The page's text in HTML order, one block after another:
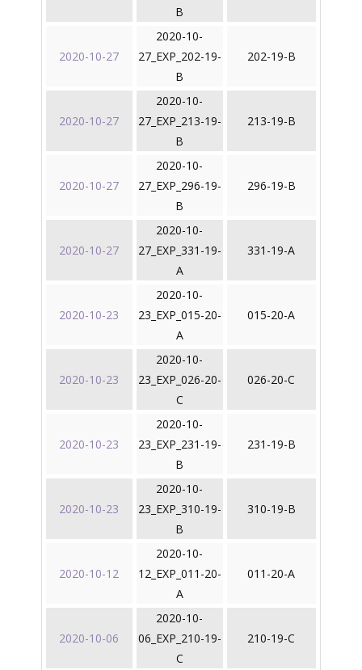
B
2020-10-27
2020-10-
27_EXP_202-19-
B
202-19-B
2020-10-27
2020-10-
27_EXP_213-19-
B
213-19-B
2020-10-27
2020-10-
27_EXP_296-19-
B
296-19-B
2020-10-27
2020-10-
27_EXP_331-19-
A
331-19-A
2020-10-23
2020-10-
23_EXP_015-20-
A
015-20-A
2020-10-23
2020-10-
23_EXP_026-20-
C
026-20-C
2020-10-23
2020-10-
23_EXP_231-19-
B
231-19-B
2020-10-23
2020-10-
23_EXP_310-19-
B
310-19-B
2020-10-12
2020-10-
12_EXP_011-20-
A
011-20-A
2020-10-06
2020-10-
06_EXP_210-19-
C
210-19-C